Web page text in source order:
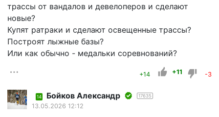
трассы от вандалов и девелоперов и сделают
новые?
Купят ратраки и сделают освещенные трассы?
Построят лыжные базы?
Или как обычно - медальки соревнований?
+14 +11 -3
14 Бойков Александр 17635
13.05.2026 12:12